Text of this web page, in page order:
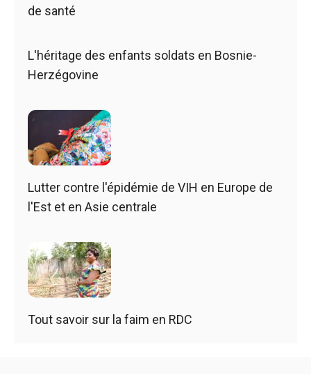
de santé
L'héritage des enfants soldats en Bosnie-
Herzégovine
Lutter contre l'épidémie de VIH en Europe de
l'Est et en Asie centrale
Tout savoir sur la faim en RDC